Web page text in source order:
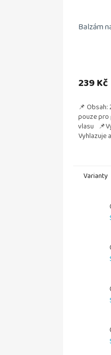
Balzám
239 Kč
📌
pouze pro
vlasu
Vyhlazuje
Varianty